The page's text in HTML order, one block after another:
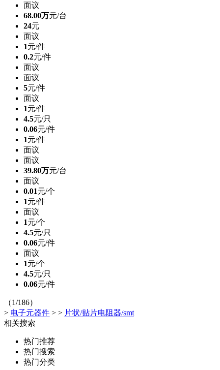
面议
68.00万元/台
24元
面议
1元/件
0.2元/件
面议
面议
5元/件
面议
1元/件
4.5元/只
0.06元/件
1元/件
面议
面议
39.80万元/台
面议
0.01元/个
1元/件
面议
1元/个
4.5元/只
0.06元/件
面议
1元/个
4.5元/只
0.06元/件
（1/186）
> 电子元器件 > > 片状/贴片电阻器/smt
相关搜索
热门推荐
热门搜索
热门分类